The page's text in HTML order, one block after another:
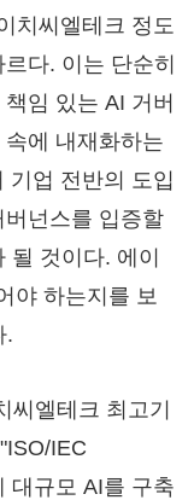
치씨엘테크 정도
다. 이는 단순히
임 있는 AI 거버
에 내재화하는
기업 전반의 도입
넌스를 입증할
것이다. 에이
야 하는지를 보
.
엘테크 최고기
IEC
대규모 AI를 구축